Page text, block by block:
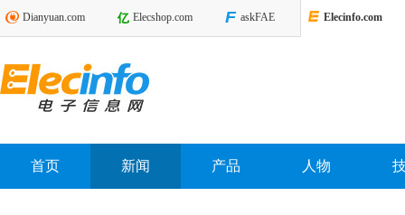
Dianyuan.com Elecshop.com askFAE Elecinfo.com
首页 新闻 产品 人物